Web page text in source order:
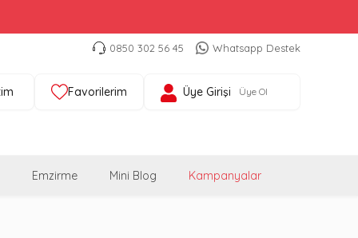
0850 302 56 45 Whatsapp Destek
Favorilerim Üye Girişi Üye Ol
Emzirme Mini Blog Kampanyalar